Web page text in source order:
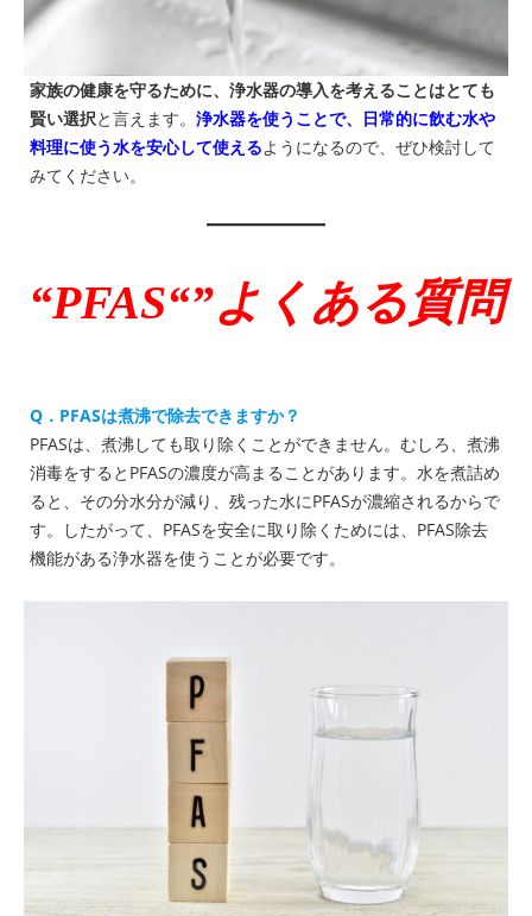
家族の健康を守るために、浄水器の導入を考えることはとても
賢い選択と言えます。 浄水器を使うことで、日常的に飲む水や
料理に使う水を安心して使えるようになるので、ぜひ検討して
みてください。
“PFAS“”よくある質問
Q．PFASは煮沸で除去できますか？
PFASは、煮沸しても取り除くことができません。むしろ、煮沸
消毒をするとPFASの濃度が高まることがあります。水を煮詰め
ると、その分水分が減り、残った水にPFASが濃縮されるからで
す。したがって、PFASを安全に取り除くためには、PFAS除去
機能がある浄水器を使うことが必要です。